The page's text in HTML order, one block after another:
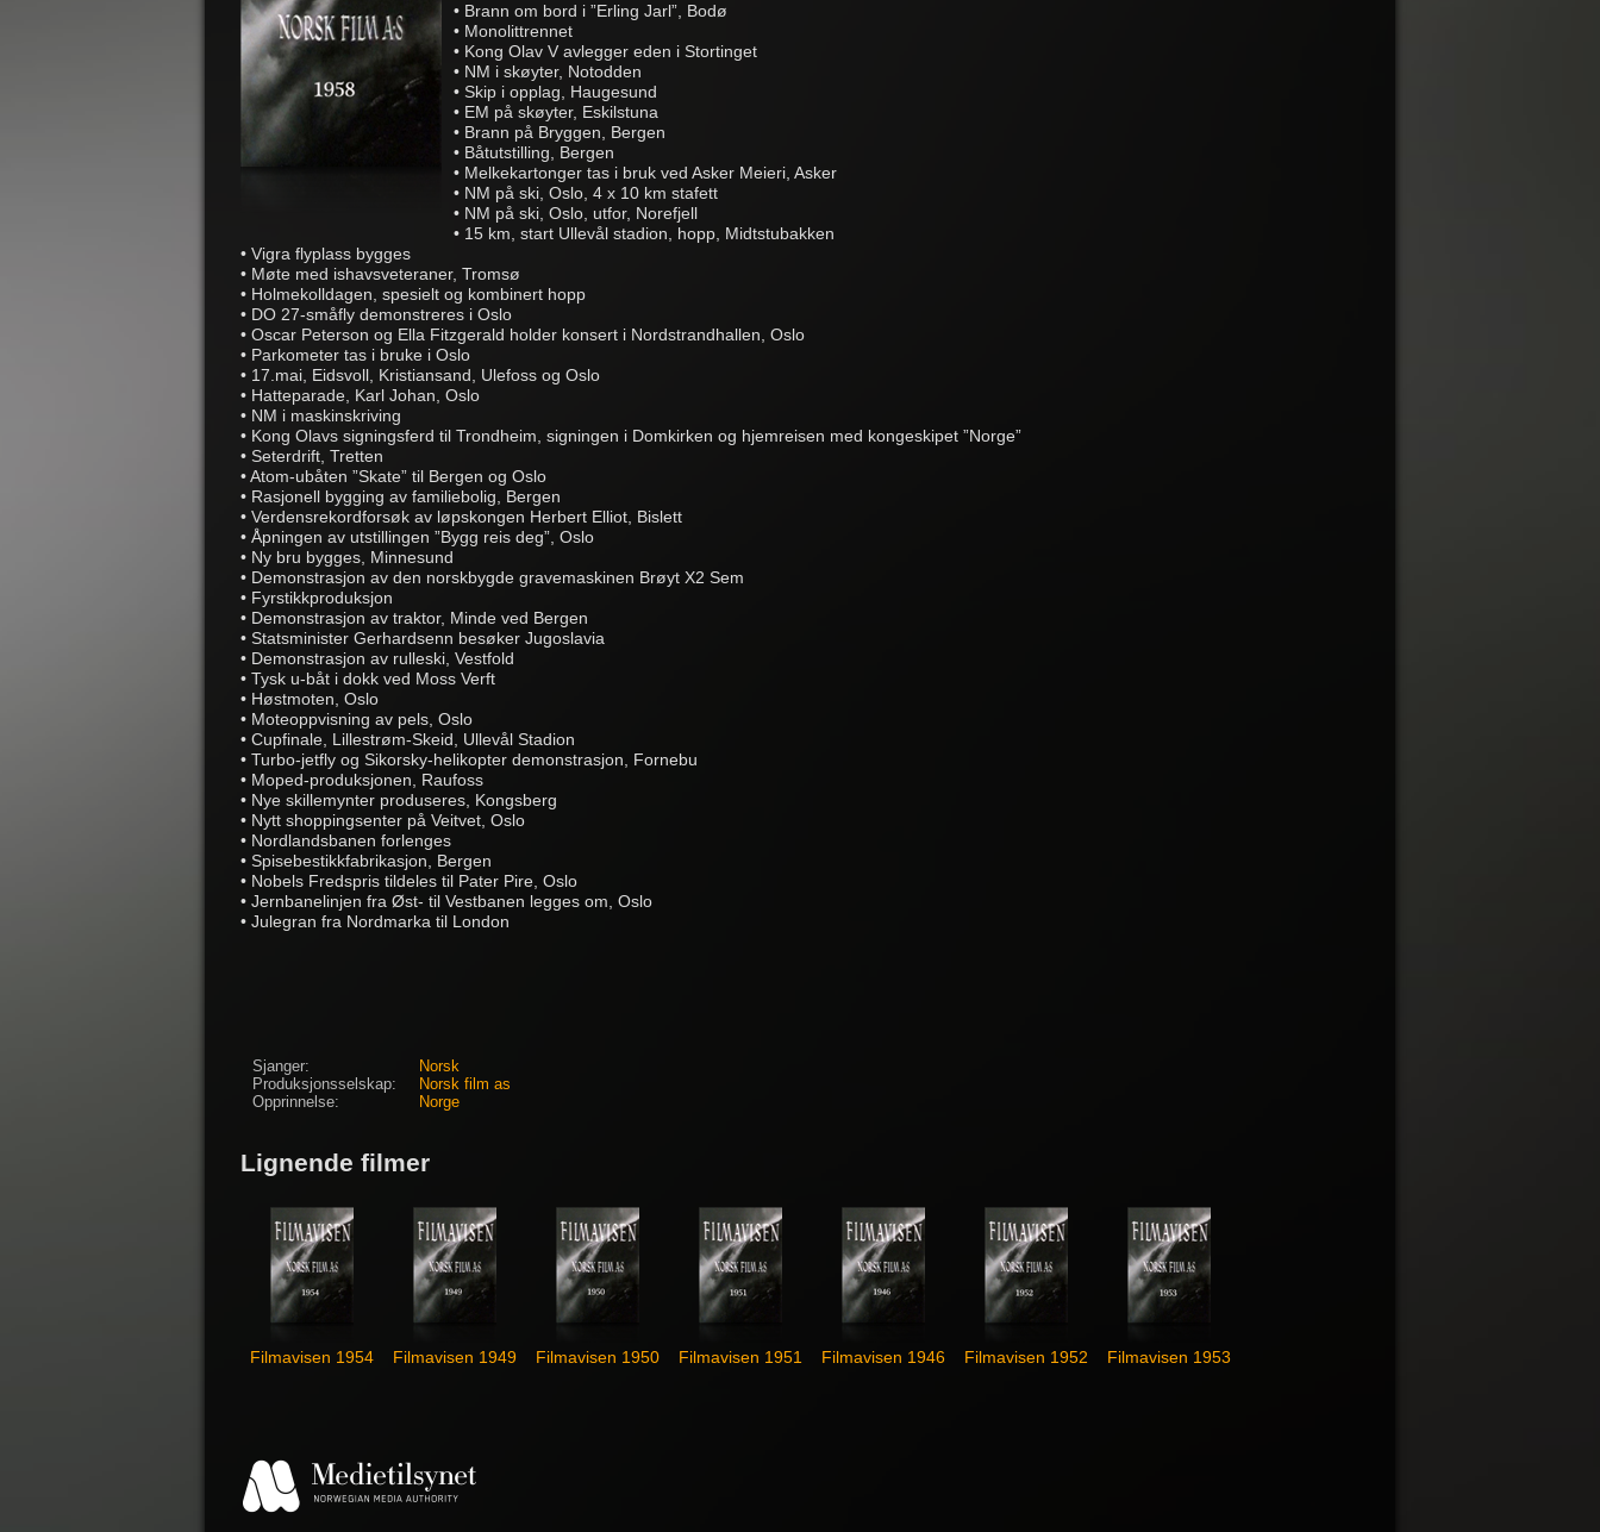
• Brann om bord i ”Erling Jarl”, Bodø
• Monolittrennet
• Kong Olav V avlegger eden i Stortinget
• NM i skøyter, Notodden
• Skip i opplag, Haugesund
• EM på skøyter, Eskilstuna
• Brann på Bryggen, Bergen
• Båtutstilling, Bergen
• Melkekartonger tas i bruk ved Asker Meieri, Asker
• NM på ski, Oslo, 4 x 10 km stafett
• NM på ski, Oslo, utfor, Norefjell
• 15 km, start Ullevål stadion, hopp, Midtstubakken
• Vigra flyplass bygges
• Møte med ishavsveteraner, Tromsø
• Holmekolldagen, spesielt og kombinert hopp
• DO 27-småfly demonstreres i Oslo
• Oscar Peterson og Ella Fitzgerald holder konsert i Nordstrandhallen, Oslo
• Parkometer tas i bruke i Oslo
• 17.mai, Eidsvoll, Kristiansand, Ulefoss og Oslo
• Hatteparade, Karl Johan, Oslo
• NM i maskinskriving
• Kong Olavs signingsferd til Trondheim, signingen i Domkirken og hjemreisen med kongeskipet ”Norge”
• Seterdrift, Tretten
• Atom-ubåten ”Skate” til Bergen og Oslo
• Rasjonell bygging av familiebolig, Bergen
• Verdensrekordforsøk av løpskongen Herbert Elliot, Bislett
• Åpningen av utstillingen ”Bygg reis deg”, Oslo
• Ny bru bygges, Minnesund
• Demonstrasjon av den norskbygde gravemaskinen Brøyt X2 Sem
• Fyrstikkproduksjon
• Demonstrasjon av traktor, Minde ved Bergen
• Statsminister Gerhardsenn besøker Jugoslavia
• Demonstrasjon av rulleski, Vestfold
• Tysk u-båt i dokk ved Moss Verft
• Høstmoten, Oslo
• Moteoppvisning av pels, Oslo
• Cupfinale, Lillestrøm-Skeid, Ullevål Stadion
• Turbo-jetfly og Sikorsky-helikopter demonstrasjon, Fornebu
• Moped-produksjonen, Raufoss
• Nye skillemynter produseres, Kongsberg
• Nytt shoppingsenter på Veitvet, Oslo
• Nordlandsbanen forlenges
• Spisebestikkfabrikasjon, Bergen
• Nobels Fredspris tildeles til Pater Pire, Oslo
• Jernbanelinjen fra Øst- til Vestbanen legges om, Oslo
• Julegran fra Nordmarka til London
Sjanger:
Norsk
Produksjonsselskap:
Norsk film as
Opprinnelse:
Norge
Lignende filmer
Filmavisen 1954 Filmavisen 1949 Filmavisen 1950 Filmavisen 1951 Filmavisen 1946 Filmavisen 1952 Filmavisen 1953